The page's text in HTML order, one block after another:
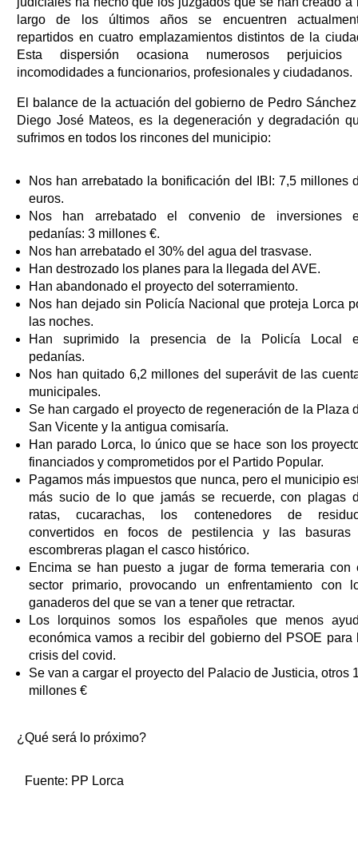
largo de los últimos años se encuentren
repartidos en cuatro emplazamientos distintos de la
Esta dispersión ocasiona numerosos perjuicios
incomodidades a funcionarios, profesionales y ciudadanos.
El balance de la actuación del gobierno de Pedro
Diego José Mateos, es la degeneración y degradación
sufrimos en todos los rincones del municipio:
Nos han arrebatado la bonificación del IBI: 7,5 millones
euros.
Nos han arrebatado el convenio de inversiones
pedanías: 3 millones €.
Nos han arrebatado el 30% del agua del trasvase.
Han destrozado los planes para la llegada del AVE.
Han abandonado el proyecto del soterramiento.
Nos han dejado sin Policía Nacional que proteja Lorca
las noches.
Han suprimido la presencia de la Policía Local
pedanías.
Nos han quitado 6,2 millones del superávit de las
municipales.
Se han cargado el proyecto de regeneración de la Plaza
San Vicente y la antigua comisaría.
Han parado Lorca, lo único que se hace son los
financiados y comprometidos por el Partido Popular.
Pagamos más impuestos que nunca, pero el municipio
más sucio de lo que jamás se recuerde, con plagas
ratas, cucarachas, los contenedores de
convertidos en focos de pestilencia y las basuras
escombreras plagan el casco histórico.
Encima se han puesto a jugar de forma temeraria con
sector primario, provocando un enfrentamiento con
ganaderos del que se van a tener que retractar.
Los lorquinos somos los españoles que menos
económica vamos a recibir del gobierno del PSOE para
crisis del covid.
Se van a cargar el proyecto del Palacio de Justicia, otros
millones €
¿Qué será lo próximo?
Fuente: PP Lorca